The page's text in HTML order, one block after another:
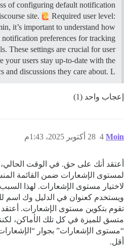
of configuring default notification
site.
Required user level:
it’s important to understand how
preferences for tracking
These settings are crucial for user
your users stay up-to-date with the
and discussions they care about. L…
إعجاب واحد (1)
Moin 28 أكتوبر 2025، 1:43م 4
أعتقد أنك على حق. في الوقت الحالي،
لمستوى الإشعارات ضمن القائمة
لاختيار مستوى الإشعارات. لهذا
ويستخدم كعنوان في الدليل وك اسم
تقوم بتكوين مستوى الإشعارات.
متسق للميزة في كل تلك الأماكن،
“مستوى الإشعارات” بجوار
أقل.